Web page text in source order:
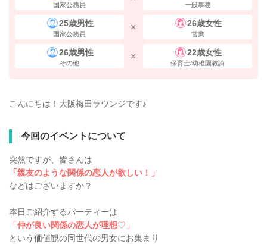
国家公務員 一般事務
25歳男性
国家公務員
26歳女性
営業
26歳男性
その他
22歳女性
保育士/幼稚園教諭
こんにちは！大阪梅田ラウンジです♪
今回のイベントについて
突然ですが、皆さんは
「親友のような関係の恋人が欲しい！」
などはございますか？
本日ご紹介するパーティーは
「 仲が良い関係の恋人が理想♡」
という価値観の同世代の男女にお集まり